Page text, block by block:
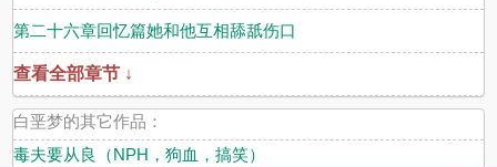
第二十六章回忆篇她和他互相舔舐伤口
查看全部章节 ↓
白垩梦的其它作品：
毒夫要从良（NPH，狗血，搞笑）